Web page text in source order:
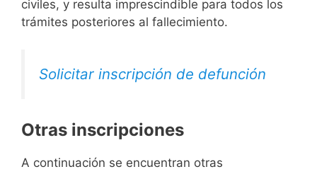
civiles, y resulta imprescindible para todos los
trámites posteriores al fallecimiento.
Solicitar inscripción de defunción
Otras inscripciones
A continuación se encuentran otras